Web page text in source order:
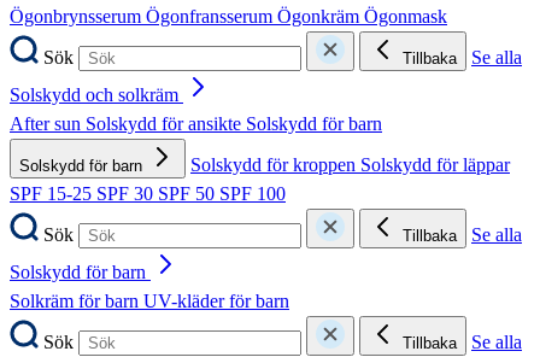
Ögonbrynsserum Ögonfransserum Ögonkräm Ögonmask
Sök
Tillbaka
Se alla
Solskydd och solkräm
After sun Solskydd för ansikte Solskydd för barn
Solskydd för barn Solskydd för kroppen Solskydd för läppar
SPF 15-25 SPF 30 SPF 50 SPF 100
Sök
Tillbaka
Se alla
Solskydd för barn
Solkräm för barn UV-kläder för barn
Sök
Tillbaka
Se alla